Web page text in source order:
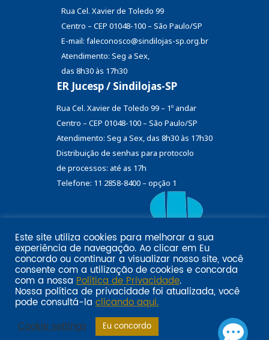
Rua Cel. Xavier de Toledo 99
Centro – CEP 01048-100 – São Paulo/SP
E-mail: faleconosco@sindilojas-sp.org.br
Atendimento: Seg a Sex,
das 8h30 às 17h30
ER Jucesp / Sindilojas-SP
Rua Cel. Xavier de Toledo 99 – 1º andar
Centro – CEP 01048-100 – São Paulo/SP
Atendimento: Seg a Sex, das 8h30 às 17h30
Distribuição de senhas para protocolo
de processos: até as 17h
Telefone: 11 2858-8400 – opção 1
Email marketing por:
Pol�tica de privacidade SINDILOJAS-SPAcesse aqui
Este site utiliza cookies para melhorar a sua
experiência de navegação. Ao clicar em Eu
concordo ou continuar a visualizar nosso site, você
consente com a utilização de cookies e concorda
com a nossa Política de Privacidade.
Nossa política de privacidade foi atualizada, você
pode consultá-la clicando aqui.
Cookie settings
Eu concordo